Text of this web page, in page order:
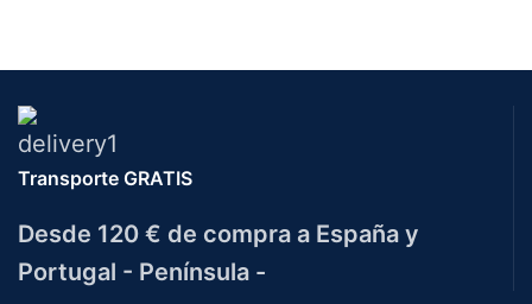
Transporte GRATIS
Desde 120 € de compra a España y
Portugal - Península -